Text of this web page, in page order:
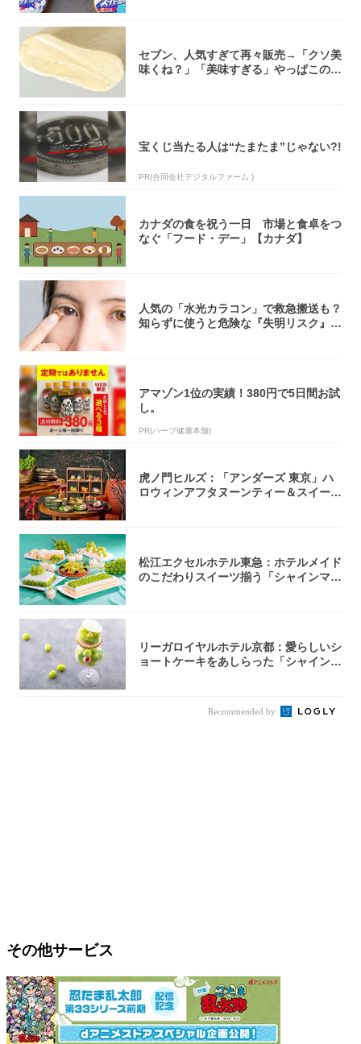
セブン、人気すぎて再々販売→「クソ美
味くね？」「美味すぎる」やっぱこのク
宝くじ当たる人は“たまたま”じゃない?!
PR(合同会社デジタルファーム )
カナダの食を祝う一日 市場と食卓をつ
なぐ「フード・デー」【カナダ】
人気の「水光カラコン」で救急搬送も？
知らずに使うと危険な『失明リスク』と
アマゾン1位の実績！380円で5日間お試
し。
PR(ハーブ健康本舗)
虎ノ門ヒルズ：「アンダーズ 東京」ハ
ロウィンアフタヌーンティー＆スイーツ
松江エクセルホテル東急：ホテルメイド
のこだわりスイーツ揃う「シャインマス
リーガロイヤルホテル京都：愛らしいシ
ョートケーキをあしらった「シャインマ
Recommended by
その他サービス